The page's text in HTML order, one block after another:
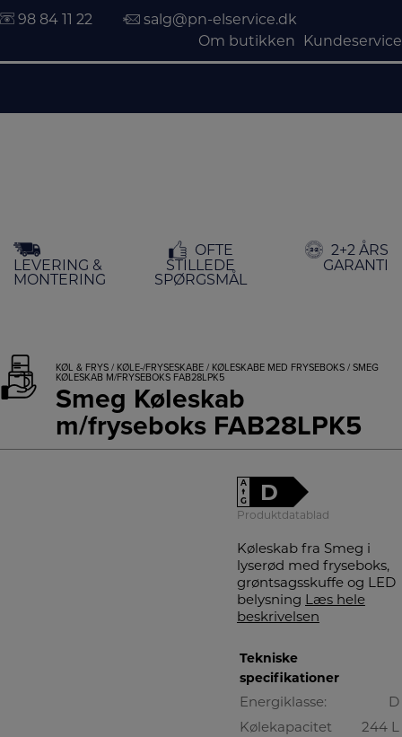
indholdet
98 84 11 22
salg@pn-elservice.dk
Om butikken
Kundeservice
LEVERING &
MONTERING
OFTE
STILLEDE
SPØRGSMÅL
2+2 ÅRS
GARANTI
KØL & FRYS / KØLE-/FRYSESKABE / KØLESKABE MED FRYSEBOKS / SMEG
KØLESKAB M/FRYSEBOKS FAB28LPK5
Smeg Køleskab
m/fryseboks FAB28LPK5
A
↑
G
D
Produktdatablad
Køleskab fra Smeg i
lyserød med fryseboks,
grøntsagsskuffe og LED
belysning Læs hele
beskrivelsen
Tekniske
specifikationer
Energiklasse:
D
Kølekapacitet
244 L